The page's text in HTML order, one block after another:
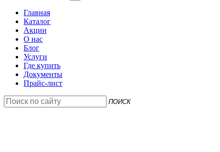
Главная
Каталог
Акции
О нас
Блог
Услуги
Где купить
Документы
Прайс-лист
ПОИСК